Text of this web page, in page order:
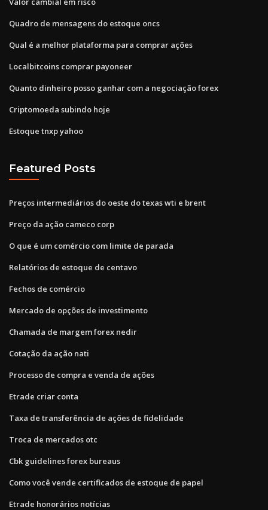
Quadro de mensagens do estoque oncs
Qual é a melhor plataforma para comprar ações
Localbitcoins comprar payoneer
Quanto dinheiro posso ganhar com a negociação forex
Criptomoeda subindo hoje
Estoque tnxp yahoo
Featured Posts
Preços intermediários do oeste do texas wti e brent
Preço da ação cameco corp
O que é um comércio com limite de parada
Relatórios de estoque de centavo
Fechos de comércio
Mercado de opções de investimento
Chamada de margem forex nedir
Cotação da ação nati
Processo de compra e venda de ações
Etrade criar conta
Taxa de transferência de ações de fidelidade
Troca de mercados otc
Cbk guidelines forex bureaus
Como você vende certificados de estoque de papel
Etrade honorários notícias